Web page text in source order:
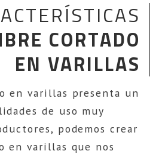
CORTADO
EN VARILLAS
en varillas presenta un
de uso muy
podemos crear
en varillas que nos